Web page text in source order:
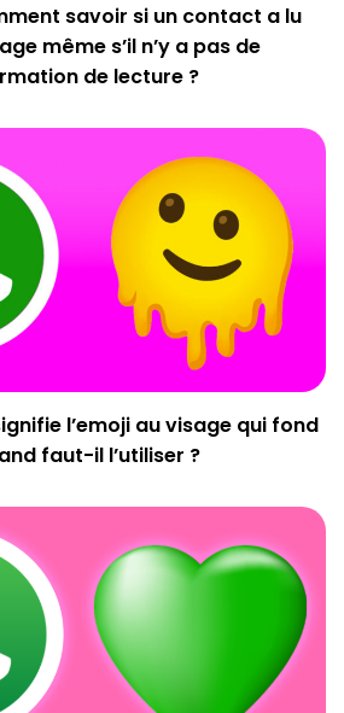
savoir si un contact a lu
même s’il n’y a pas de
de lecture ?
l’emoji au visage qui fond
faut-il l’utiliser ?